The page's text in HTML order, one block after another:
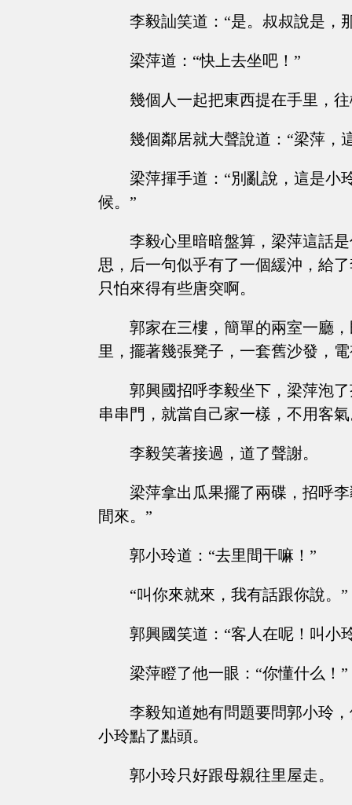
李毅訕笑道：“是。叔叔說是，
梁萍道：“快上去坐吧！”
幾個人一起把東西提在手里，
幾個鄰居就大聲說道：“梁萍，
梁萍揮手道：“別亂說，這是小
候。”
李毅心里暗暗盤算，梁萍這話
思，后一句似乎有了一個緩沖，給
只怕來得有些唐突啊。
郭家在三樓，簡單的兩室一廳
里，擺著幾張凳子，一套舊沙發，
郭興國招呼李毅坐下，梁萍泡
串串門，就當自己家一樣，不用客氣
李毅笑著接過，道了聲謝。
梁萍拿出瓜果擺了兩碟，招呼
間來。”
郭小玲道：“去里間干嘛！”
“叫你來就來，我有話跟你說。”
郭興國笑道：“客人在呢！叫小
梁萍瞪了他一眼：“你懂什么！”
李毅知道她有問題要問郭小玲
小玲點了點頭。
郭小玲只好跟母親往里屋走。